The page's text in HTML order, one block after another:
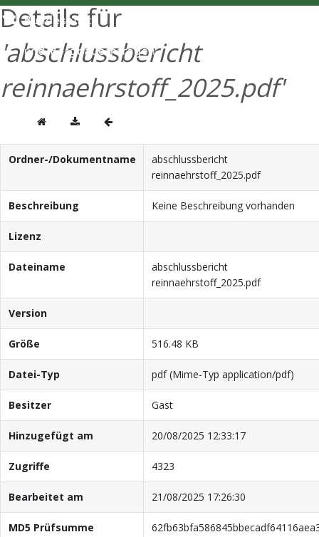
Details für
'abschlussbericht
reinnaehrstoff_2025.pdf'
Ordner-/Dokumentname
abschlussbericht
reinnaehrstoff_2025.pdf
Beschreibung Keine Beschreibung vorhanden
Lizenz
Dateiname
abschlussbericht
reinnaehrstoff_2025.pdf
Version
Größe 516.48 KB
Datei-Typ pdf (Mime-Typ application/pdf)
Besitzer Gast
Hinzugefügt am 20/08/2025 12:33:17
Zugriffe 4323
Bearbeitet am 21/08/2025 17:26:30
MD5 Prüfsumme